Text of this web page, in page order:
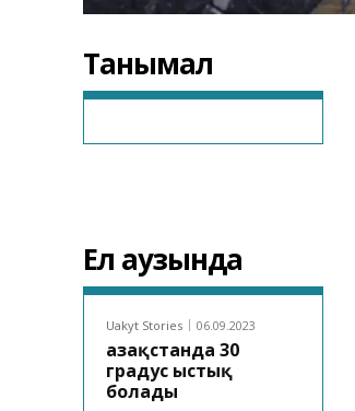
Танымал
Ел аузында
Uakyt Stories 06.09.2023
Қазақстанда 30
градус ыстық
болады